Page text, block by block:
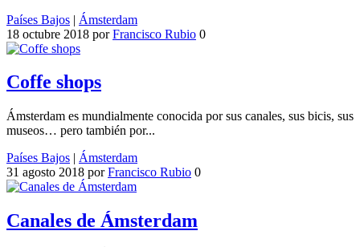
Países Bajos | Ámsterdam
18 octubre 2018 porFrancisco Rubio 0
Coffe shops
Ámsterdam es mundialmente conocida por sus canales, sus bicis, sus
museos… pero también por...
Países Bajos | Ámsterdam
31 agosto 2018 porFrancisco Rubio 0
Canales de Ámsterdam